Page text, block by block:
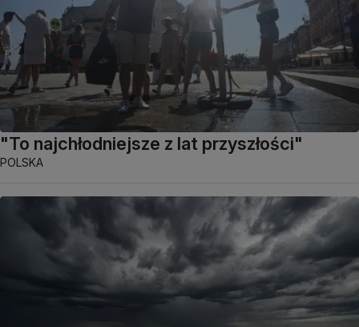
"To najchłodniejsze z lat przyszłości"
POLSKA